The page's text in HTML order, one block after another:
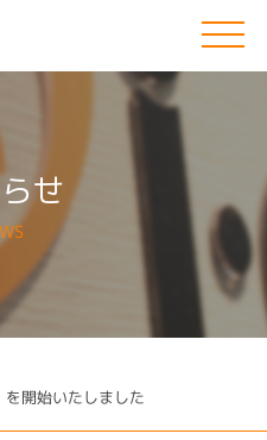
せ
を開始いたしました